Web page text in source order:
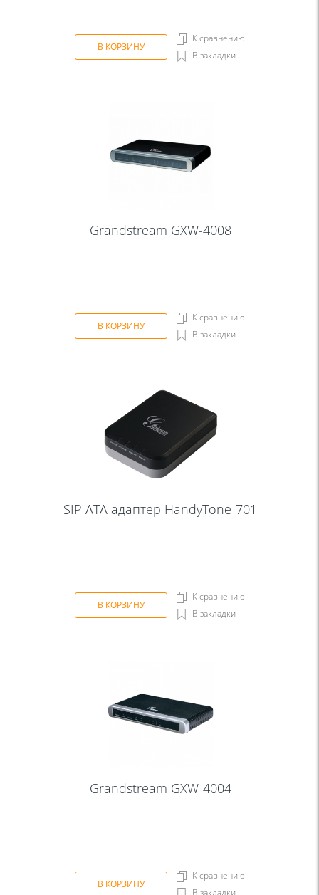
В КОРЗИНУ
К сравнению
В закладки
Grandstream GXW-4008
В КОРЗИНУ
К сравнению
В закладки
SIP ATA aдаптер HandyTone-701
В КОРЗИНУ
К сравнению
В закладки
Grandstream GXW-4004
В КОРЗИНУ
К сравнению